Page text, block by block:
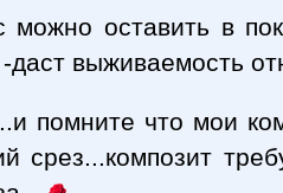
можно оставить в
даст выживаемость
помните что мои
срез...композит